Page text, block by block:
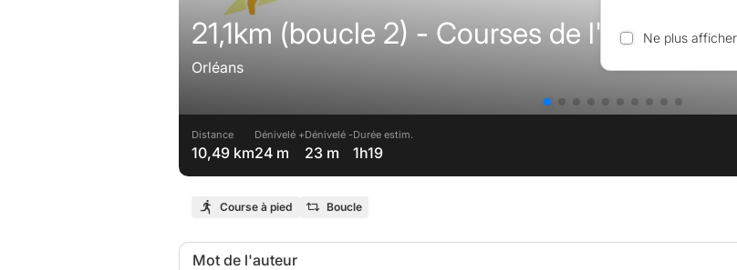
21,1km (boucle 2) - Courses de l'Indien -
Orléans
Distance
10,49 km
Dénivelé +
24 m
Dénivelé -
23 m
Durée estim.
1h19
Course à pied Boucle
Mot de l'auteur
Ne plus